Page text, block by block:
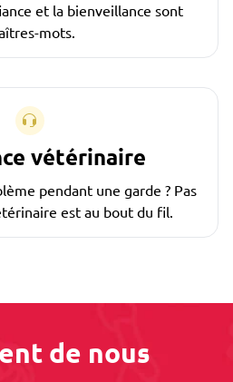
et la bienveillance sont
mots.
vétérinaire
pendant une garde ? Pas
est au bout du fil.
de nous